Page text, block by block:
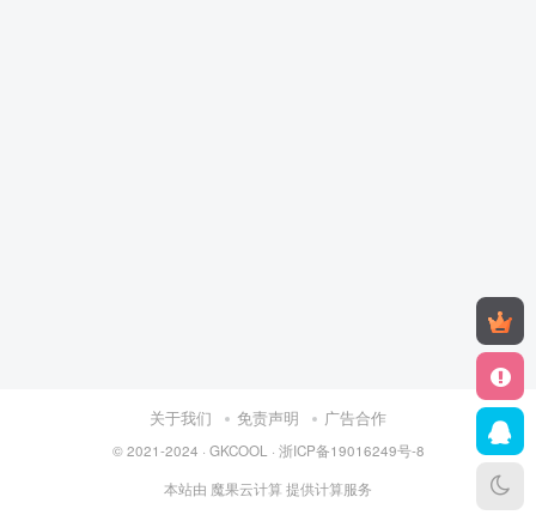
关于我们 免责声明 广告合作
© 2021-2024 · GKCOOL · 浙ICP备19016249号-8
本站由 魔果云计算 提供计算服务